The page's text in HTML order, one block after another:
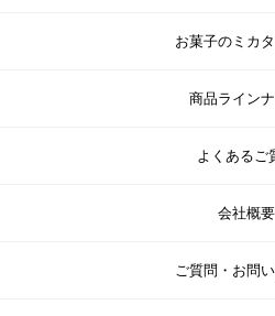
お菓子のミカ
商品ライン
よくあるご
会社概要
ご質問・お問